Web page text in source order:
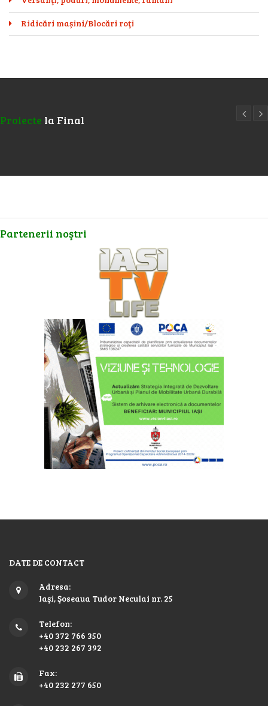
Ridicări mașini/Blocări roţi
Proiecte la Final
Partenerii noştri
DATE DE CONTACT
Adresa:
Iaşi, Şoseaua Tudor Neculai nr. 25
Telefon:
+40 372 766 350
+40 232 267 392
Fax:
+40 232 277 650